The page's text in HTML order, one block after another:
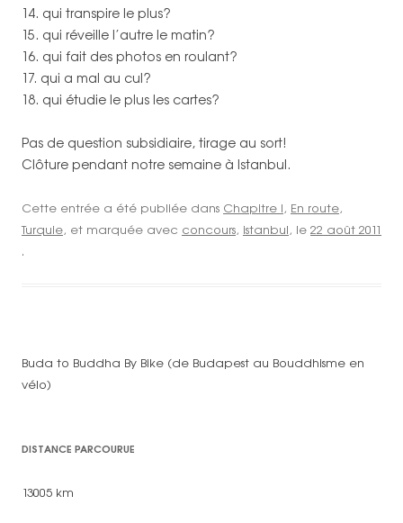
14. qui transpire le plus?
15. qui réveille l’autre le matin?
16. qui fait des photos en roulant?
17. qui a mal au cul?
18. qui étudie le plus les cartes?
Pas de question subsidiaire, tirage au sort!
Clôture pendant notre semaine à Istanbul.
Cette entrée a été publiée dans Chapitre I, En route,
Turquie, et marquée avec concours, istanbul, le 22 août 2011
.
Buda to Buddha By Bike (de Budapest au Bouddhisme en
vélo)
DISTANCE PARCOURUE
13005 km